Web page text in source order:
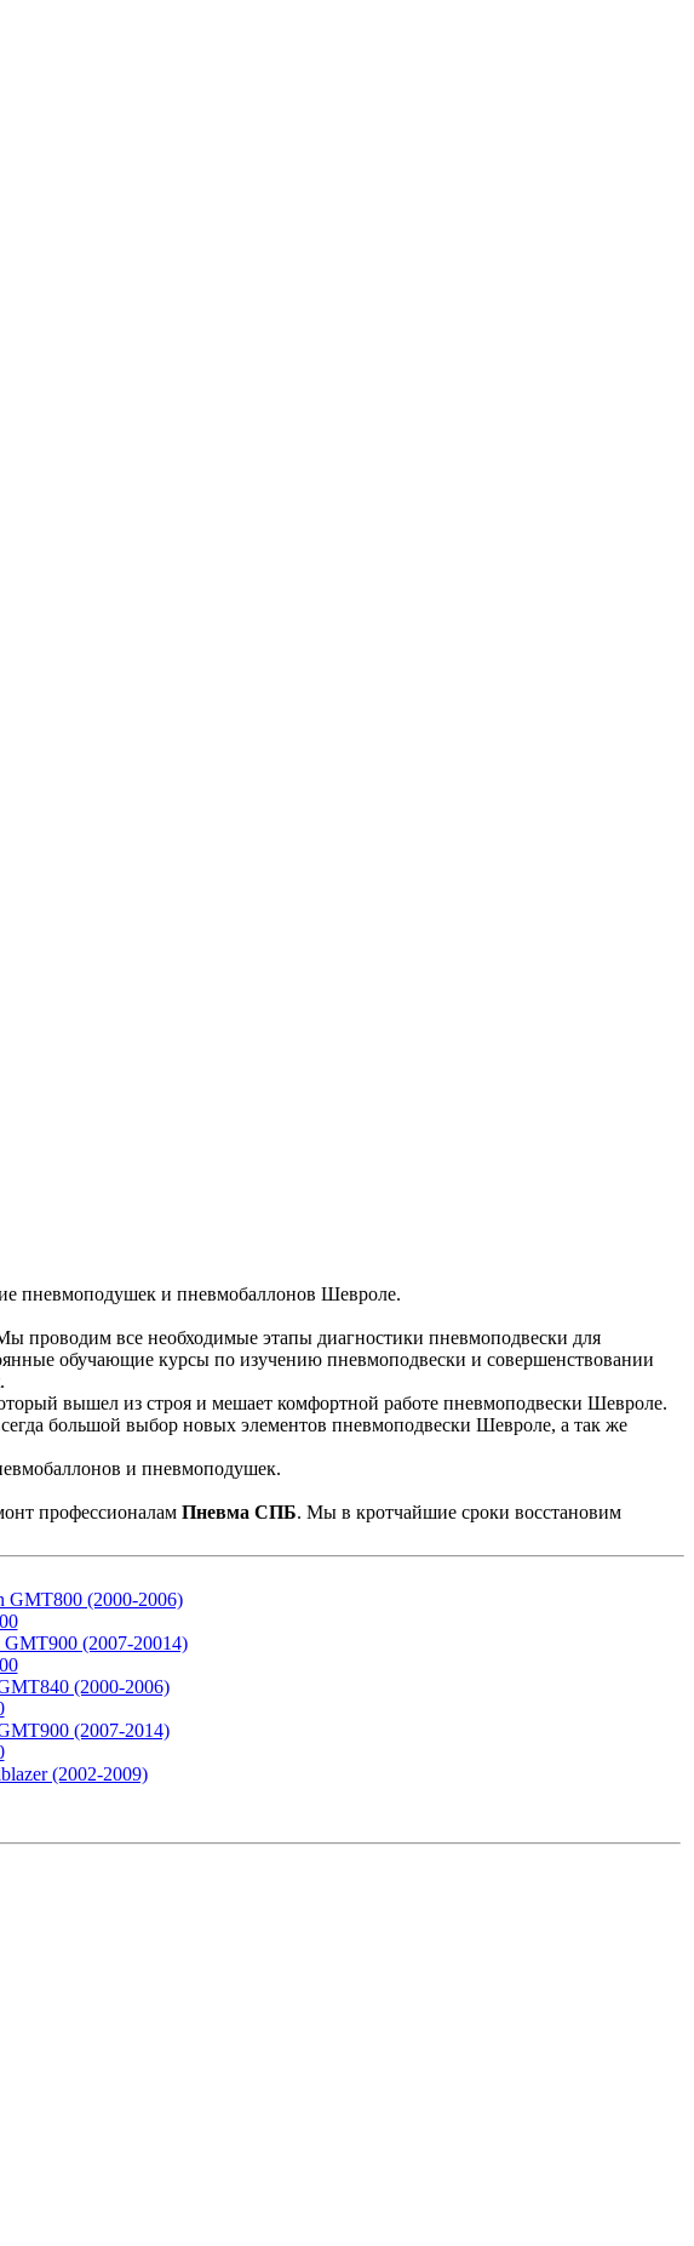
проводим все необходимые этапы диагностики пневмоподвески для
обучающие курсы по изучению пневмоподвески и совершенствовании
вышел из строя и мешает комфортной работе пневмоподвески Шевроле.
большой выбор новых элементов пневмоподвески Шевроле, а так же
профессионалам Пневма СПБ. Мы в кротчайшие сроки восстановим